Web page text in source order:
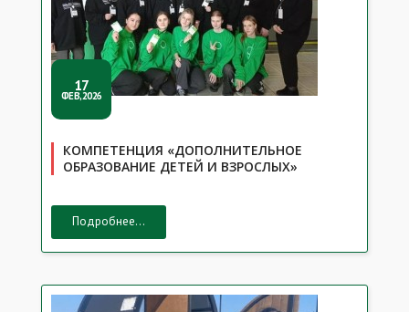
17
ФЕВ,2026
КОМПЕТЕНЦИЯ «ДОПОЛНИТЕЛЬНОЕ
ОБРАЗОВАНИЕ ДЕТЕЙ И ВЗРОСЛЫХ»
Подробнее...